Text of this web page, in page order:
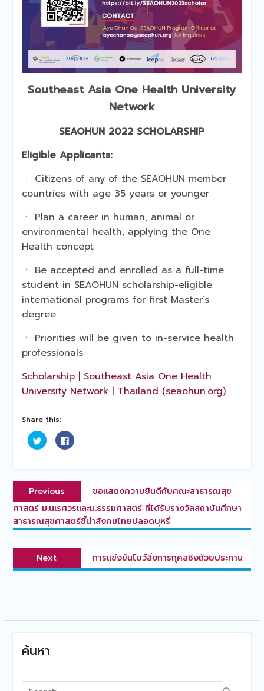
Southeast Asia One Health University
Network
SEAOHUN 2022 SCHOLARSHIP
Eligible Applicants:
ㆍ Citizens of any of the SEAOHUN member
countries with age 35 years or younger
ㆍ Plan a career in human, animal or
environmental health, applying the One
Health concept
ㆍ Be accepted and enrolled as a full-time
student in SEAOHUN scholarship-eligible
international programs for first Master’s
degree
ㆍ Priorities will be given to in-service health
professionals
Scholarship | Southeast Asia One Health
University Network | Thailand (seaohun.org)
Share this:
Click
to
share
in
new
window)
Click
to
in
window)
แนะแนว
เรื่องPrevious
Previous
ขอแสดงความยินดีกับคณะสาธารณสุข
ศาสตร์ ม.นเรศวรและม.ธรรมศาสตร์ ที่ได้รับรางวัลสถาบันศึกษา
สาธารณสุขศาสตร์ชี้นำสังคมไทยปลอดบุหรี่
Next
Next
post:
การแข่งขันโบว์ลิ่งการกุศลชิงถ้วยประทาน
ค้นหา
Search